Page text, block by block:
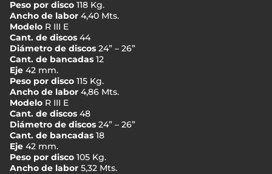
Peso por disco 118 Kg.
Ancho de labor 4,40 Mts.
Modelo R III E
Cant. de discos 44
Diámetro de discos 24” – 26”
Cant. de bancadas 12
Eje 42 mm.
Peso por disco 115 Kg.
Ancho de labor 4,86 Mts.
Modelo R III E
Cant. de discos 48
Diámetro de discos 24” – 26”
Cant. de bancadas 18
Eje 42 mm.
Peso por disco 105 Kg.
Ancho de labor 5,32 Mts.